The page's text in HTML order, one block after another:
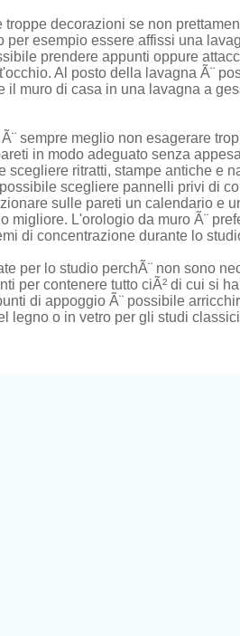
decorazioni se non
esempio essere affissi una
prendere appunti oppure
Al posto della lavagna Ã¨
il muro di casa in una lavagna a
sempre meglio non esagerare
in modo adeguato senza
scegliere ritratti, stampe antiche e
scegliere pannelli privi di
sulle pareti un calendario e
migliore. L'orologio da muro Ã¨
di concentrazione durante lo
per lo studio perchÃ¨ non sono
per contenere tutto ciÃ² di cui si
di appoggio Ã¨ possibile
legno o in vetro per gli studi